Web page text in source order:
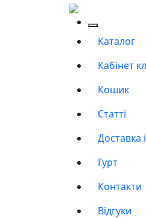
Каталог
Кабінет
Кошик
Статті
Доставка
Гурт
Контакти
Відгуки